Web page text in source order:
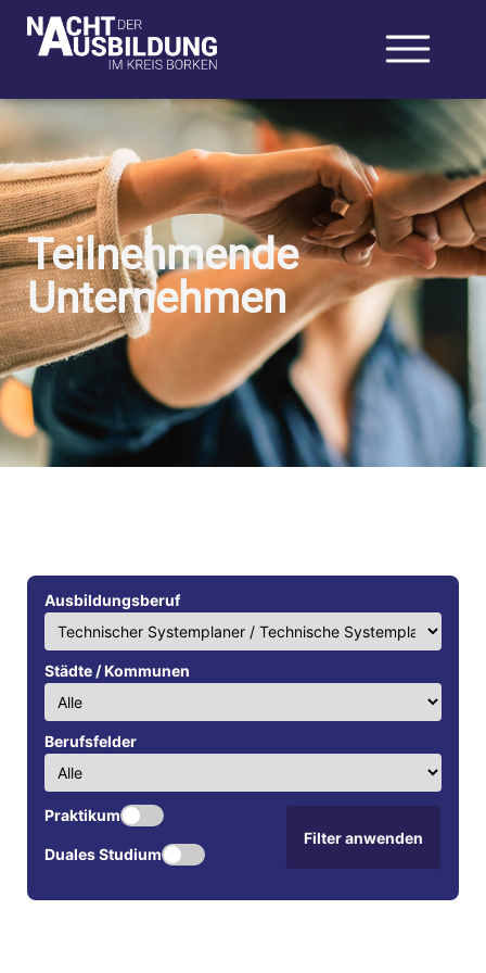
Teilnehmende
Unternehmen
Ausbildungsberuf
Städte / Kommunen
Berufsfelder
Praktikum
Duales Studium
Filter anwenden